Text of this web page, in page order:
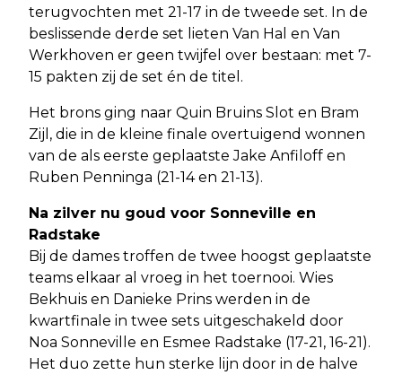
terugvochten met 21-17 in de tweede set. In de
beslissende derde set lieten Van Hal en Van
Werkhoven er geen twijfel over bestaan: met 7-
15 pakten zij de set én de titel.
Het brons ging naar Quin Bruins Slot en Bram
Zijl, die in de kleine finale overtuigend wonnen
van de als eerste geplaatste Jake Anfiloff en
Ruben Penninga (21-14 en 21-13).
Na zilver nu goud voor Sonneville en
Radstake
Bij de dames troffen de twee hoogst geplaatste
teams elkaar al vroeg in het toernooi. Wies
Bekhuis en Danieke Prins werden in de
kwartfinale in twee sets uitgeschakeld door
Noa Sonneville en Esmee Radstake (17-21, 16-21).
Het duo zette hun sterke lijn door in de halve